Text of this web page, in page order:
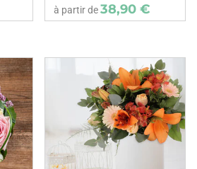
à partir de38,90 €